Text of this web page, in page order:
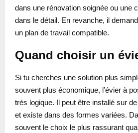
dans une rénovation soignée ou une
dans le détail. En revanche, il
un plan de travail compatible.
Quand choisir un
Si tu cherches une solution plus
souvent plus économique, l’évier à
très logique. Il peut être installé sur
et existe dans des formes variées.
souvent le choix le plus rassurant